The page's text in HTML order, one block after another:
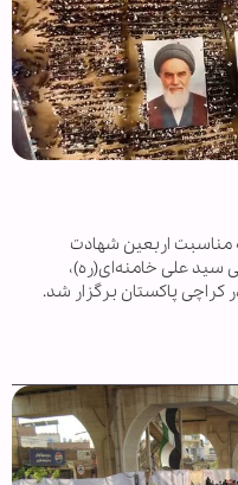
مناسبت اربعین شهادت
سید علی خامنه‌ای(ره)،
کراچی پاکستان برگزار شد.